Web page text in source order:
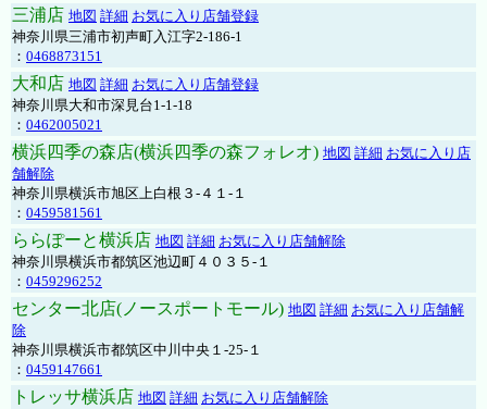
三浦店 地図 詳細 お気に入り店舗登録
神奈川県三浦市初声町入江字2-186-1
： 0468873151
大和店 地図 詳細 お気に入り店舗登録
神奈川県大和市深見台1-1-18
： 0462005021
横浜四季の森店(横浜四季の森フォレオ) 地図 詳細 お気に入り店
舗解除
神奈川県横浜市旭区上白根３-４１-１
： 0459581561
ららぽーと横浜店 地図 詳細 お気に入り店舗解除
神奈川県横浜市都筑区池辺町４０３５-１
： 0459296252
センター北店(ノースポートモール) 地図 詳細 お気に入り店舗解
除
神奈川県横浜市都筑区中川中央１-25-１
： 0459147661
トレッサ横浜店 地図 詳細 お気に入り店舗解除